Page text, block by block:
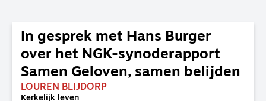
In gesprek met Hans Burger
over het NGK-synoderapport
Samen Geloven, samen belijden
LOUREN BLIJDORP
Kerkelijk leven